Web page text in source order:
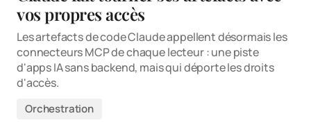
vos propres accès
Les artefacts de code Claude appellent désormais les
connecteurs MCP de chaque lecteur : une piste
d'apps IA sans backend, mais qui déporte les droits
d'accès.
Orchestration